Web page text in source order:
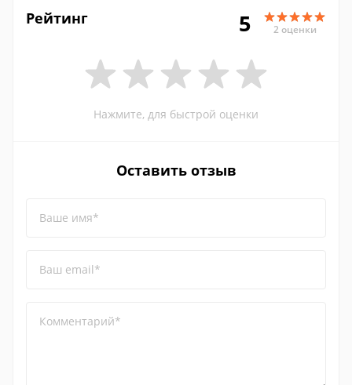
Рейтинг 5 2 оценки
Нажмите, для быстрой оценки
Оставить отзыв
Ваше имя*
Ваш email*
Комментарий*